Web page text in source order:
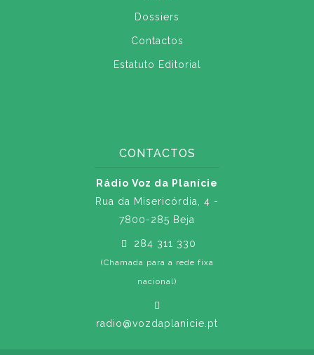
Dossiers
Contactos
Estatuto Editorial
CONTACTOS
Rádio Voz da Planície
Rua da Misericórdia, 4 -
7800-285 Beja
284 311 330
(Chamada para a rede fixa
nacional)
radio@vozdaplanicie.pt